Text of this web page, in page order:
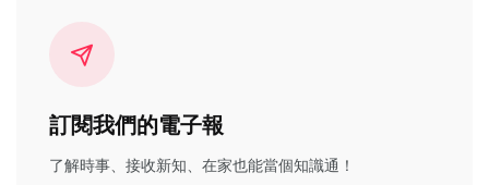
訂閱我們的電子報
了解時事、接收新知、在家也能當個知識通！